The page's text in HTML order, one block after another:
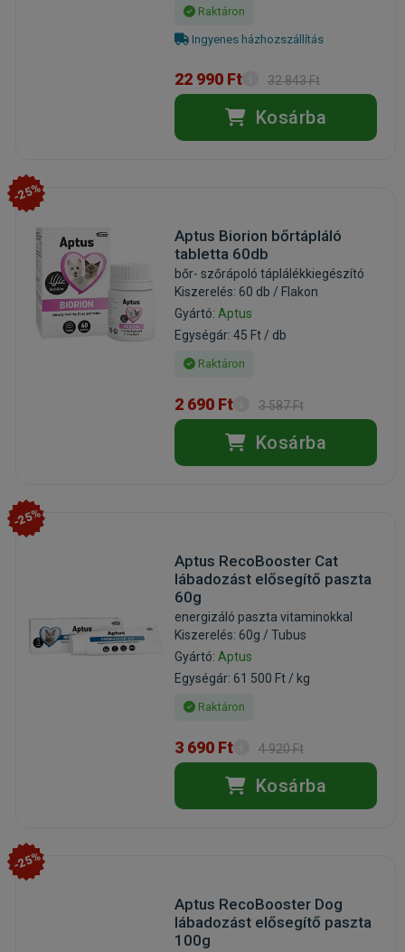
Raktáron
Ingyenes házhozszállítás
22 990 Ft 32 843 Ft
Kosárba
-25%
Aptus Biorion bőrtápláló
tabletta 60db
bőr- szőrápoló táplálékkiegészító
Kiszerelés: 60 db / Flakon
Gyártó: Aptus
Egységár: 45 Ft / db
Raktáron
2 690 Ft 3 587 Ft
Kosárba
-25%
Aptus RecoBooster Cat
lábadozást elősegítő paszta
60g
energizáló paszta vitaminokkal
Kiszerelés: 60g / Tubus
Gyártó: Aptus
Egységár: 61 500 Ft / kg
Raktáron
3 690 Ft 4 920 Ft
Kosárba
-25%
Aptus RecoBooster Dog
lábadozást elősegítő paszta
100g